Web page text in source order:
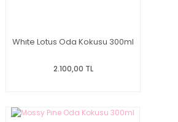
Whıte Lotus Oda Kokusu 300ml
2.100,00 TL